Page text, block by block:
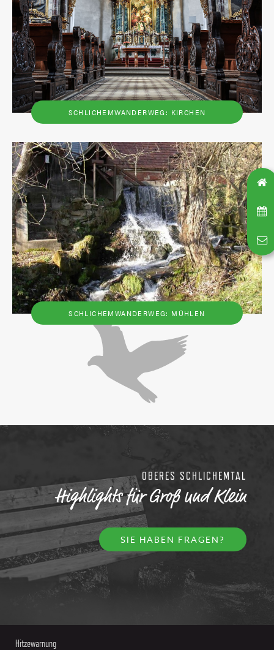
SCHLICHEMWANDERWEG: KIRCHEN
SCHLICHEMWANDERWEG: MÜHLEN
OBERES SCHLICHEMTAL
Highlights für Groß und Klein
SIE HABEN FRAGEN?
Hitzewarnung